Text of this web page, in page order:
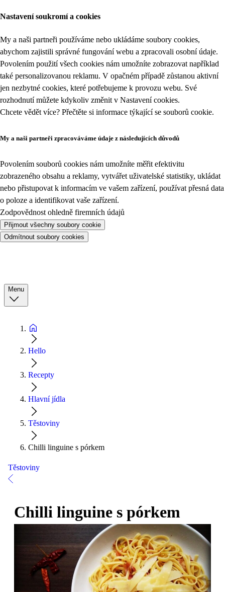
Nastavení soukromí a cookies
My a naši partneři používáme nebo ukládáme soubory cookies,
abychom zajistili správné fungování webu a zpracovali osobní údaje.
Povolením použití všech cookies nám umožníte zobrazovat například
také personalizovanou reklamu. V opačném případě zůstanou aktivní
jen nezbytné cookies, které potřebujeme k provozu webu. Své
rozhodnutí můžete kdykoliv změnit v Nastavení cookies.
Chcete vědět více? Přečtěte si informace týkající se souborů cookie.
My a naši partneři zpracováváme údaje z následujících důvodů
Povolením souborů cookies nám umožníte měřit efektivitu
zobrazeného obsahu a reklamy, vytvářet uživatelské statistiky, ukládat
nebo přistupovat k informacím ve vašem zařízení, používat přesná data
o poloze a identifikovat vaše zařízení.
Zodpovědnost ohledně firemních údajů
Přijmout všechny soubory cookie
Odmítnout soubory cookies
Menu
Hello
Recepty
Hlavní jídla
Těstoviny
Chilli linguine s pórkem
Těstoviny
Chilli linguine s pórkem